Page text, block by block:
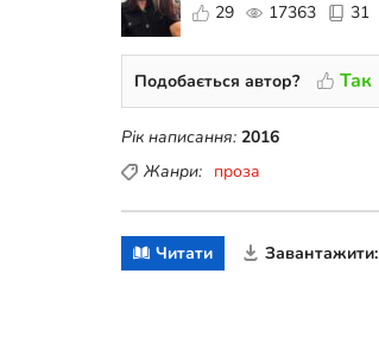
29 17363 31
Подобається автор? Так
Рік написання: 2016
Жанри: проза
Читати Завантажити: